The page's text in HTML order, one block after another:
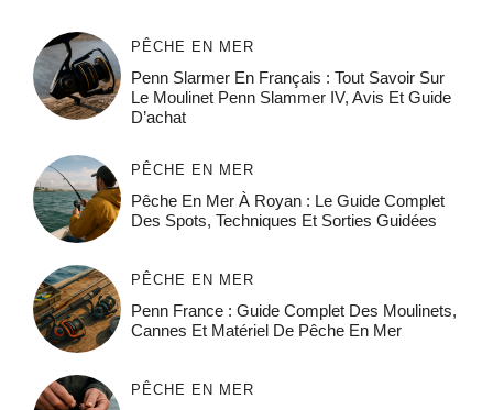
PÊCHE EN MER
Penn Slarmer En Français : Tout Savoir Sur
Le Moulinet Penn Slammer IV, Avis Et Guide
D’achat
PÊCHE EN MER
Pêche En Mer À Royan : Le Guide Complet
Des Spots, Techniques Et Sorties Guidées
PÊCHE EN MER
Penn France : Guide Complet Des Moulinets,
Cannes Et Matériel De Pêche En Mer
PÊCHE EN MER